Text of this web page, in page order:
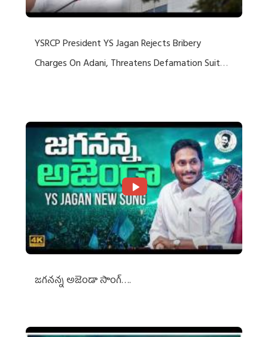
YSRCP President YS Jagan Rejects Bribery
Charges On Adani, Threatens Defamation Suit
జగనన్న అజెండా సాంగ్….